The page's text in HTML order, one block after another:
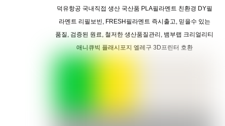
덕유항공 국내직접 생산 국산품 PLA필라멘트 친환경 DY필
라멘트 리필보빈, FRESH필라멘트 즉시출고, 믿을수 있는
품질, 검증된 원료, 철저한 생산품질관리, 뱀부랩 크리얼리티
애니큐빅 플래시포지 엘레구 3D프린터 호환